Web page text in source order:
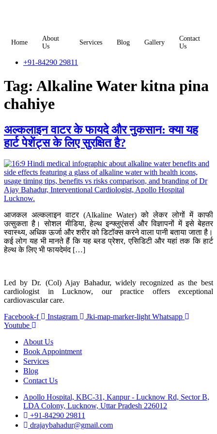
Home
About
Us
Services Blog Gallery
Contact
Us
+91-84290 29811
Tag: Alkaline Water kitna pina
chahiye
अल्कलाइन वाटर के फायदे और नुकसान: क्या यह
हार्ट पेशेंट्स के लिए सुरक्षित है?
आजकल अल्कलाइन वाटर (Alkaline Water) को लेकर लोगों में काफी
उत्सुकता है। सोशल मीडिया, हेल्थ इन्फ्लुएंसर्स और विज्ञापनों में इसे बेहतर
स्वास्थ्य, अधिक ऊर्जा और शरीर को डिटॉक्स करने वाला पानी बताया जाता है।
कई लोग यह भी मानते हैं कि यह ब्लड प्रेशर, एसिडिटी और यहां तक कि हार्ट
हेल्थ के लिए भी फायदेमंद […]
Led by Dr. (Col) Ajay Bahadur, widely recognized as the best
cardiologist in Lucknow, our practice offers exceptional
cardiovascular care.
Facebook-f
Instagram Jki-map-marker-light Whatsapp
Youtube
About Us
Book Appointment
Services
Blog
Contact Us
Apollo Hospital, KBC-31, Kanpur - Lucknow Rd, Sector B,
LDA Colony, Lucknow, Uttar Pradesh 226012
+91-84290 29811
drajaybahadur@gmail.com